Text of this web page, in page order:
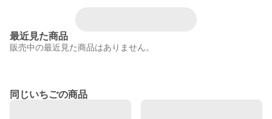
最近見た商品
販売中の最近見た商品はありません。
同じいちごの商品